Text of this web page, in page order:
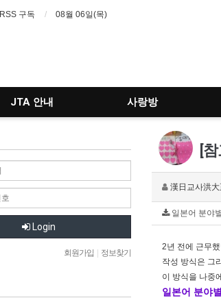
RSS 구독 08월 06일(목)
JTA 안내 사랑방
[
漢日교사洪大
일본어 분야
2년 전에 근무
작성 방식은 그
이 방식을 나중
일본어 분야
Login
회원가입 정보찾기